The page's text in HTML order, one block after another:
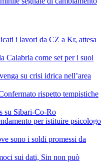
i lavori da CZ a Kr, attesa
Calabria come set per i suoi
su crisi idrica nell’area
rispetto tempistiche
su Sibari-Co-Ro
per istituire psicologo
sono i soldi promessi da
sui dati, Sin non può